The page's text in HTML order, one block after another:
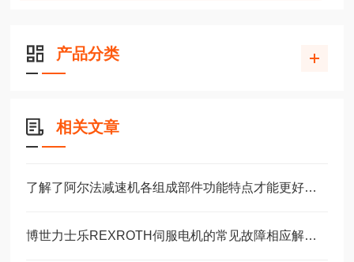
产品分类
相关文章
了解了阿尔法减速机各组成部件功能特点才能更好的使用它
博世力士乐REXROTH伺服电机的常见故障相应解决方法分享